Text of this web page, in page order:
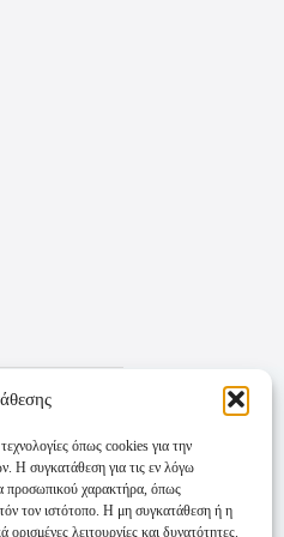
όπως cookies για την
Η συγκατάθεση για τις εν λόγω
προσωπικού χαρακτήρα, όπως
τον ιστότοπο. Η μη συγκατάθεση ή η
λειτουργίες και δυνατότητες.